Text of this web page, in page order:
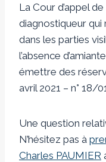
La Cour d’appel
diagnostiqueur qui
dans les parties
l’absence
émettre des
avril 2021 – n° 18/
Une question
N’hésitez pas à
Charles PAUMIER